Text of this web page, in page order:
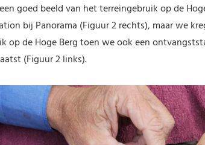
goed beeld van het terreingebruik op de
bij Panorama (Figuur 2 rechts), maar we
op de Hoge Berg toen we ook een
(Figuur 2 links).